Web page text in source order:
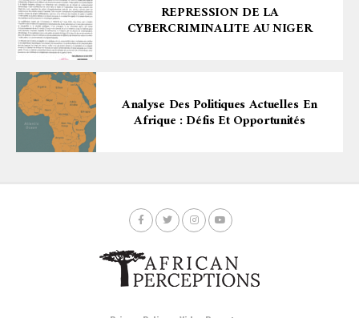
REPRESSION DE LA
CYBERCRIMINALITE AU NIGER
Analyse Des Politiques Actuelles En
Afrique : Défis Et Opportunités